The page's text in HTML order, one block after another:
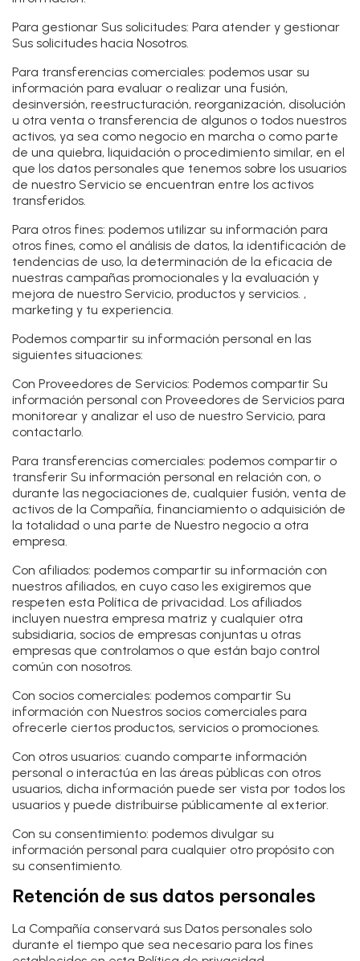
Para gestionar Sus solicitudes: Para atender y gestionar
Sus solicitudes hacia Nosotros.
Para transferencias comerciales: podemos usar su
información para evaluar o realizar una fusión,
desinversión, reestructuración, reorganización, disolución
u otra venta o transferencia de algunos o todos nuestros
activos, ya sea como negocio en marcha o como parte
de una quiebra, liquidación o procedimiento similar, en el
que los datos personales que tenemos sobre los usuarios
de nuestro Servicio se encuentran entre los activos
transferidos.
Para otros fines: podemos utilizar su información para
otros fines, como el análisis de datos, la identificación de
tendencias de uso, la determinación de la eficacia de
nuestras campañas promocionales y la evaluación y
mejora de nuestro Servicio, productos y servicios. ,
marketing y tu experiencia.
Podemos compartir su información personal en las
siguientes situaciones:
Con Proveedores de Servicios: Podemos compartir Su
información personal con Proveedores de Servicios para
monitorear y analizar el uso de nuestro Servicio, para
contactarlo.
Para transferencias comerciales: podemos compartir o
transferir Su información personal en relación con, o
durante las negociaciones de, cualquier fusión, venta de
activos de la Compañía, financiamiento o adquisición de
la totalidad o una parte de Nuestro negocio a otra
empresa.
Con afiliados: podemos compartir su información con
nuestros afiliados, en cuyo caso les exigiremos que
respeten esta Política de privacidad. Los afiliados
incluyen nuestra empresa matriz y cualquier otra
subsidiaria, socios de empresas conjuntas u otras
empresas que controlamos o que están bajo control
común con nosotros.
Con socios comerciales: podemos compartir Su
información con Nuestros socios comerciales para
ofrecerle ciertos productos, servicios o promociones.
Con otros usuarios: cuando comparte información
personal o interactúa en las áreas públicas con otros
usuarios, dicha información puede ser vista por todos los
usuarios y puede distribuirse públicamente al exterior.
Con su consentimiento: podemos divulgar su
información personal para cualquier otro propósito con
su consentimiento.
Retención de sus datos personales
La Compañía conservará sus Datos personales solo
durante el tiempo que sea necesario para los fines